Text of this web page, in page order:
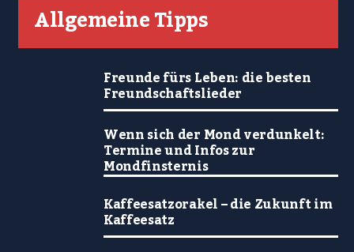
Allgemeine Tipps
Freunde fürs Leben: die besten
Freundschaftslieder
Wenn sich der Mond verdunkelt:
Termine und Infos zur
Mondfinsternis
Kaffeesatzorakel – die Zukunft im
Kaffeesatz